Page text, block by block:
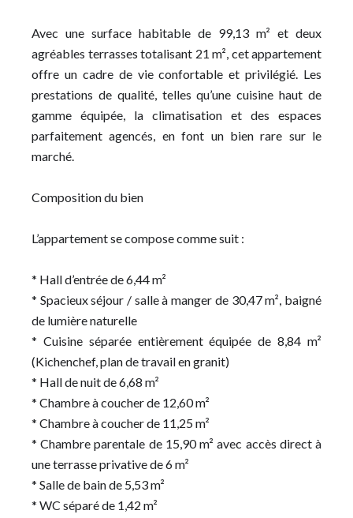
Avec une surface habitable de 99,13 m² et deux
agréables terrasses totalisant 21 m², cet appartement
offre un cadre de vie confortable et privilégié. Les
prestations de qualité, telles qu’une cuisine haut de
gamme équipée, la climatisation et des espaces
parfaitement agencés, en font un bien rare sur le
marché.
Composition du bien
L’appartement se compose comme suit :
* Hall d’entrée de 6,44 m²
* Spacieux séjour / salle à manger de 30,47 m², baigné
de lumière naturelle
* Cuisine séparée entièrement équipée de 8,84 m²
(Kichenchef, plan de travail en granit)
* Hall de nuit de 6,68 m²
* Chambre à coucher de 12,60 m²
* Chambre à coucher de 11,25 m²
* Chambre parentale de 15,90 m² avec accès direct à
une terrasse privative de 6 m²
* Salle de bain de 5,53 m²
* WC séparé de 1,42 m²